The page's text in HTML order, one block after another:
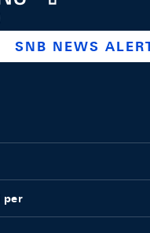
snb_bns
ch.linkedin.com/
www.youtube.com/
SNB NEWS
per